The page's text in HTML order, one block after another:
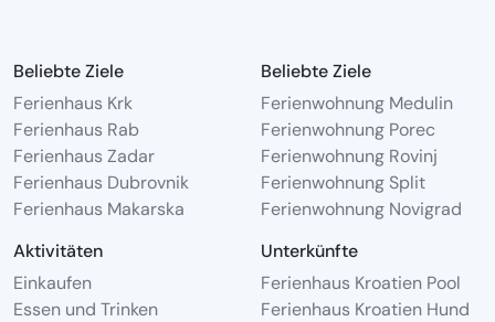
Beliebte Ziele
Ferienhaus Krk
Ferienhaus Rab
Ferienhaus Zadar
Ferienhaus Dubrovnik
Ferienhaus Makarska
Beliebte Ziele
Ferienwohnung Medulin
Ferienwohnung Porec
Ferienwohnung Rovinj
Ferienwohnung Split
Ferienwohnung Novigrad
Aktivitäten
Einkaufen
Essen und Trinken
Unterkünfte
Ferienhaus Kroatien Pool
Ferienhaus Kroatien Hund